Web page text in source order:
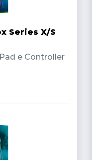
Series X/S
e Controller